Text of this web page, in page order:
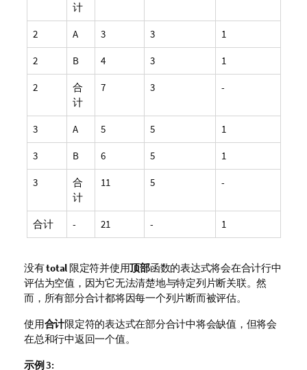
计
2 A 3 3 1
2 B 4 3 1
2
合
计
7 3 -
3 A 5 5 1
3 B 6 5 1
3
合
计
11 5 -
合计 - 21 - 1
没有total 限定符并使用顶部函数的表达式将会在合计行中
评估为空值，因为它无法清楚地与特定列片断关联。然
而，所有部分合计都将因每一个列片断而被评估。
使用合计限定符的表达式在部分合计中将会缺值，但将会
在总和行中返回一个值。
示例 3: